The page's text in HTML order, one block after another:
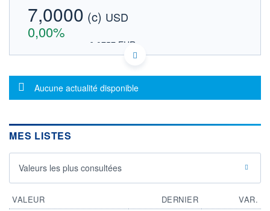
7,0000 (c) USD
0,00%
6,0757 EUR
DONNÉES TEMPS DIFFÉRÉ
Politique d'exécution
Cotation sur les autres places
0,0000
0,0000 0,0000
VOLUME
0 0,00%
VALORISATION
Message d'information
Aucune actualité disponible
MES LISTES
Valeurs les plus consultées
VALEUR DERNIER
VAR.